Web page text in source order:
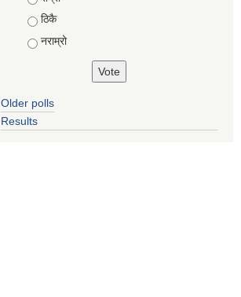
ठिकै
नराम्रो
Older polls
Results